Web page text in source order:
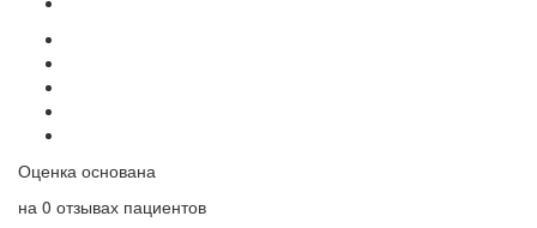
Оценка основана
на 0 отзывах пациентов